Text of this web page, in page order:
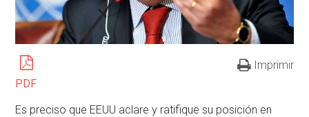
PDF
Imprimir
Es preciso que EEUU aclare y ratifique su posición en